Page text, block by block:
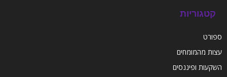
קטגוריות
ספורט
עצות מהמומחים
השקעות ופיננסים